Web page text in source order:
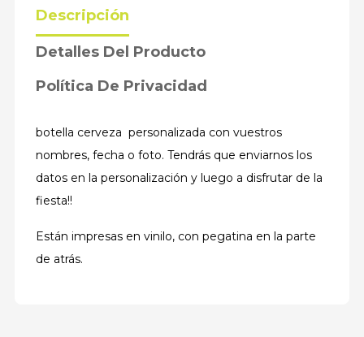
Descripción
Detalles Del Producto
Política De Privacidad
botella cerveza personalizada con vuestros
nombres, fecha o foto. Tendrás que enviarnos los
datos en la personalización y luego a disfrutar de la
fiesta!!
Están impresas en vinilo, con pegatina en la parte
de atrás.